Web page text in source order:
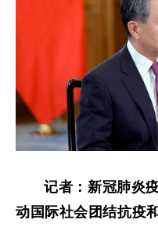
记者：新冠肺炎
动国际社会团结抗疫